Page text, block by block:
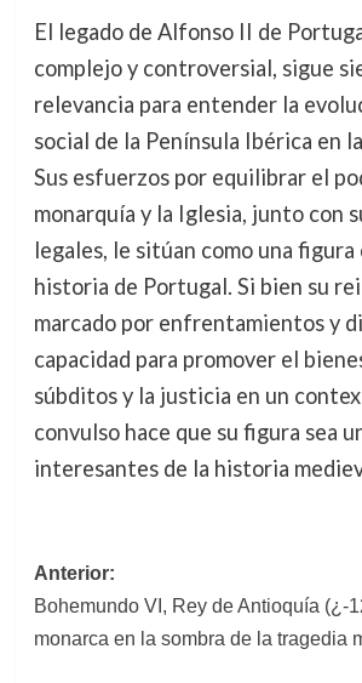
El legado de Alfonso II de
complejo y controversial, sigue
relevancia para entender la
social de la Península Ibérica en
Sus esfuerzos por equilibrar el
monarquía y la Iglesia, junto con
legales, le sitúan como una figura
historia de Portugal. Si bien su
marcado por enfrentamientos y
capacidad para promover el
súbditos y la justicia en un
convulso hace que su figura sea
interesantes de la historia
Navegación
de
Anterior:
Bohemundo VI, Rey de Antioquía (¿-
monarca en la sombra de la tragedia